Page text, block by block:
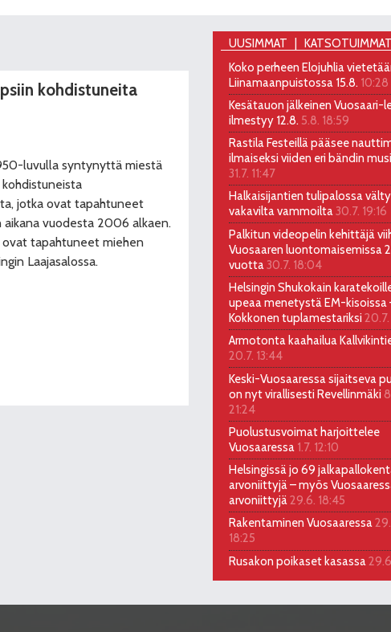
kohdistuneita
luvulla syntynyttä miestä
jotka ovat tapahtuneet
aikana vuodesta 2006 alkaen.
ovat tapahtuneet miehen
Laajasalossa.
UUSIMMAT
KATSOTUIMMAT
Koko perheen Elojuhlia
Liinamaanpuistossa 15.8. 10:28
Kesätauon jälkeinen Vuosaari-
ilmestyy 12.8. 5.8. 18:59
Rastila Festeillä pääsee
ilmaiseksi viiden eri bändin
31.7. 11:47
Halkaisijantien tulipalossa
vakavilta vammoilta30.7. 19:16
Palkitun videopelin kehittäjä
Vuosaaren luontomaisemissa
vuotta30.7. 18:04
Helsingin Shukokain
upeaa menetystä EM-kisoissa
Kokkonen tuplamestariksi 20.7.
Armotonta kaahailua
20.7. 13:44
Keski-Vuosaaressa sijaitseva
on nyt virallisesti Revellinmäki
21:24
Puolustusvoimat harjoittelee
Vuosaaressa 1.7. 12:10
Helsingissä jo 69
arvoniittyjä – myös
arvoniittyjä29.6. 18:45
Rakentaminen Vuosaaressa
18:25
Rusakon poikaset kasassa